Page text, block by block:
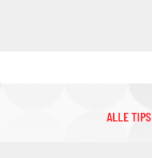
ALLE TIPS